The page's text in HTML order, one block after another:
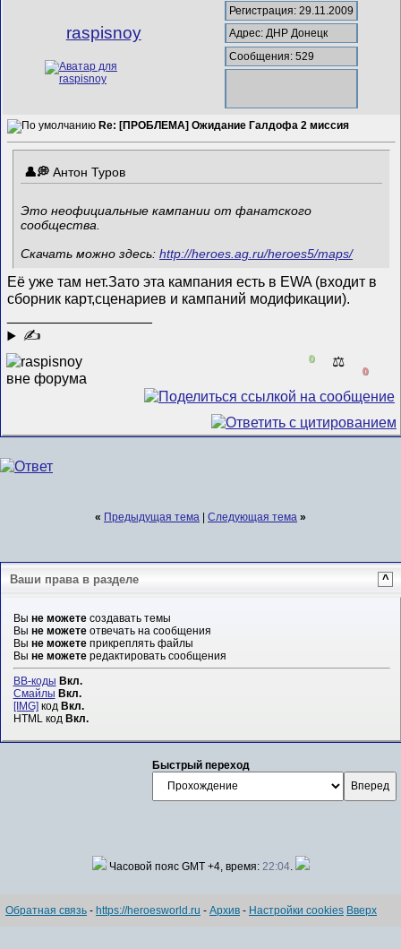
raspisnoy
Регистрация: 29.11.2009
Адрес: ДНР Донецк
Сообщения: 529
Re: [ПРОБЛЕМА] Ожидание Галдофа 2 миссия
Антон Туров
Это неофициальные кампании от фанатского
сообщества.
Скачать можно здесь:http://heroes.ag.ru/heroes5/maps/
Её уже там нет.Зато эта кампания есть в EWA (входит в
сборник карт,сценариев и кампаний модификации).
✍
0 ⚖️
0
« Предыдущая тема Следующая тема »
Ваши права в разделе ^
Вы не можетесоздавать темы
Вы не можетеотвечать на сообщения
Вы не можетеприкреплять файлы
Вы не можетередактировать сообщения
BB-коды Вкл.
Смайлы Вкл.
[IMG] код Вкл.
HTML код Вкл.
Быстрый переход
Часовой пояс GMT +4, время: 22:04.
Обратная связь - https://heroesworld.ru - Архив - Настройки cookies Вверх